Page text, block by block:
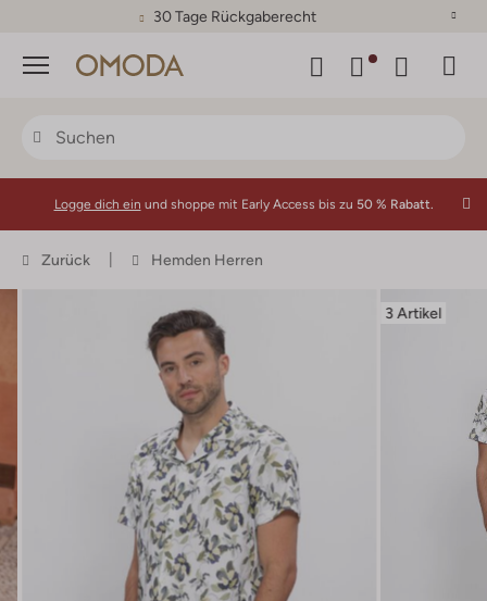
30 Tage Rückgaberecht
Menü
Logge dich ein und shoppe mit Early Access bis zu 50 % Rabatt.
Zurück Hemden Herren
3 Artikel